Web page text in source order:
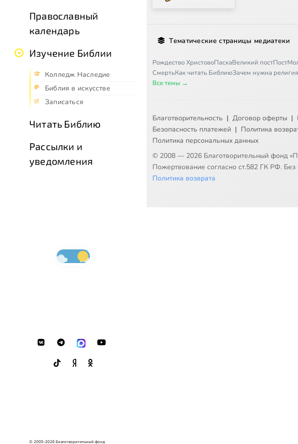
Православный
календарь
Изучение Библии
Колледж Наследие
Библия в искусстве
Записаться
Читать Библию
Рассылки и
уведомления
© 2005-2026 Благотворительный фонд
Тематические страницы медиатеки
Рождество ХристовоПасхаВеликий постПост
СмертьКак читать БиблиюЗачем нужна религия
Все темы →
Благотворительность | Договор оферты |
Безопасность платежей | Политика
Политика персональных данных
© 2008 — 2026 Благотворительный фонд
Пожертвование согласно ст.582 ГК РФ.
Политика возврата